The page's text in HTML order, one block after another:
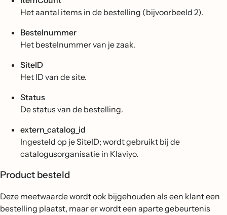
Het aantal items in de bestelling (bijvoorbeeld 2).
Bestelnummer
Het bestelnummer van je zaak.
SiteID
Het ID van de site.
Status
De status van de bestelling.
extern_catalog_id
Ingesteld op je SiteID; wordt gebruikt bij de
catalogusorganisatie in Klaviyo.
Product besteld
Deze meetwaarde wordt ook bijgehouden als een klant een
bestelling plaatst, maar er wordt een aparte gebeurtenis